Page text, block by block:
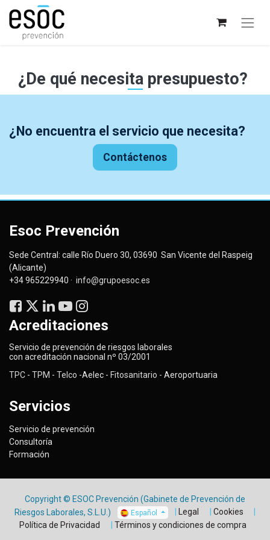
¿De qué necesita presupuesto?
¿No encuentra el servicio que necesita?
Contáctenos
Esoc Prevención
Sede Central: calle Río Duero 30, 03690 San Vicente del Raspeig
(Alicante)
+34 965229940 · info@grupoesoc.es
Acreditaciones
Servicio de prevención de riesgos laborales
con acreditación nacional nº 03/2001
TPC - TPM - Telco -Aelec - Fitosanitario - Aeroportuaria
Servicios
Servicio de prevención
Consultoría
Formación
Copyright © ESOC Prevención (Gabinete de Prevención de
Riesgos Laborales, S.L.U.)
Español Legal
Cookies
Política de Privacidad
Términos y condiciones de compra